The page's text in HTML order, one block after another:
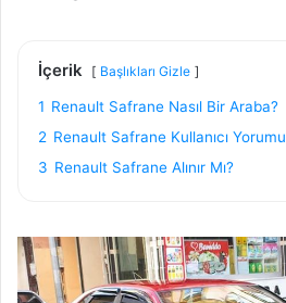
İçerik Başlıkları Gizle
1 Renault Safrane Nasıl Bir Araba?
2 Renault Safrane Kullanıcı Yorumu
3 Renault Safrane Alınır Mı?